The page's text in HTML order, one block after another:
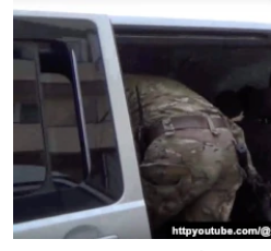
СИБИРЬ.РЕАЛИИ
РАСПИСАНИЕ ВЕЩАНИЯ
ПОДПИШИТЕСЬ НА РАССЫЛКУ
СОЦИАЛЬНЫЕ СЕТИ